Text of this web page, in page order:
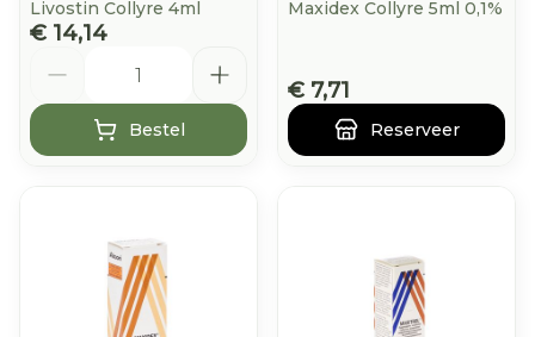
Livostin Collyre 4ml
€ 14,14
Bestel
Maxidex Collyre 5ml 0,1%
€ 7,71
Reserveer